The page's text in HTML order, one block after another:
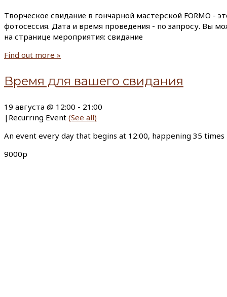
Творческое свидание в гончарной мастерской FORMO -
фотосессия. Дата и время проведения - по запросу. Вы
на странице мероприятия: свидание
Find out more »
Время для вашего свидания
19 августа @ 12:00 - 21:00
| Recurring Event (See all)
An event every day that begins at 12:00, happening 35 times
9000р